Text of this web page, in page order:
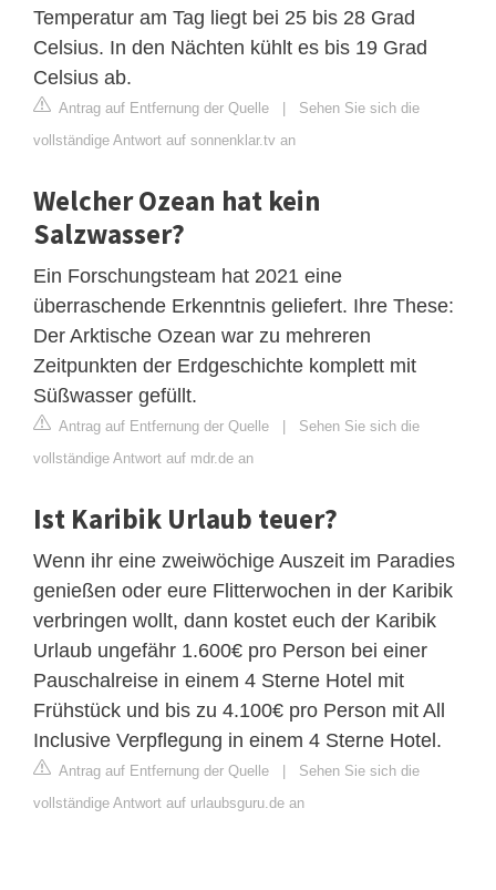
Temperatur am Tag liegt bei 25 bis 28 Grad
Celsius. In den Nächten kühlt es bis 19 Grad
Celsius ab.
Antrag auf Entfernung der Quelle | Sehen Sie sich die
vollständige Antwort auf sonnenklar.tv an
Welcher Ozean hat kein
Salzwasser?
Ein Forschungsteam hat 2021 eine
überraschende Erkenntnis geliefert. Ihre These:
Der Arktische Ozean war zu mehreren
Zeitpunkten der Erdgeschichte komplett mit
Süßwasser gefüllt.
Antrag auf Entfernung der Quelle | Sehen Sie sich die
vollständige Antwort auf mdr.de an
Ist Karibik Urlaub teuer?
Wenn ihr eine zweiwöchige Auszeit im Paradies
genießen oder eure Flitterwochen in der Karibik
verbringen wollt, dann kostet euch der Karibik
Urlaub ungefähr 1.600€ pro Person bei einer
Pauschalreise in einem 4 Sterne Hotel mit
Frühstück und bis zu 4.100€ pro Person mit All
Inclusive Verpflegung in einem 4 Sterne Hotel.
Antrag auf Entfernung der Quelle | Sehen Sie sich die
vollständige Antwort auf urlaubsguru.de an